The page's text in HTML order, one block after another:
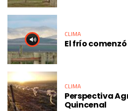
CLIMA
El frío
CLIMA
Perspectiva
Quincenal